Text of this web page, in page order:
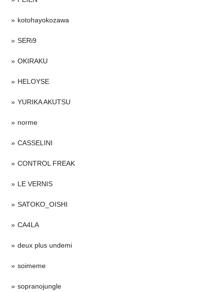
kotohayokozawa
SERi9
OKIRAKU
HELOYSE
YURIKA AKUTSU
norme
CASSELINI
CONTROL FREAK
LE VERNIS
SATOKO_OISHI
CA4LA
deux plus undemi
soimeme
sopranojungle